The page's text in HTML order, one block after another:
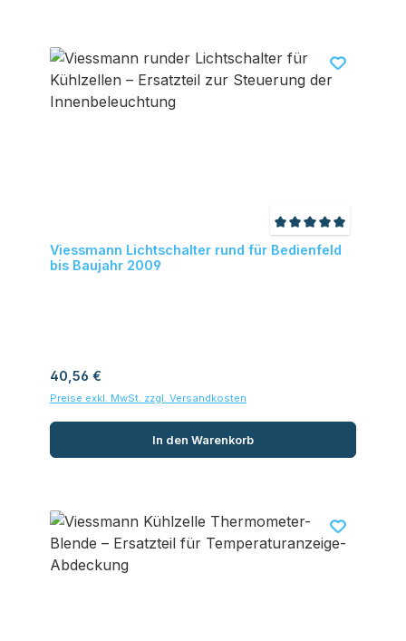
Durchschnittliche
Viessmann Lichtschalter rund für Bedienfeld
bis Baujahr 2009
Regulärer Preis:
40,56 €
Preise exkl. MwSt. zzgl. Versandkosten
In den Warenkorb